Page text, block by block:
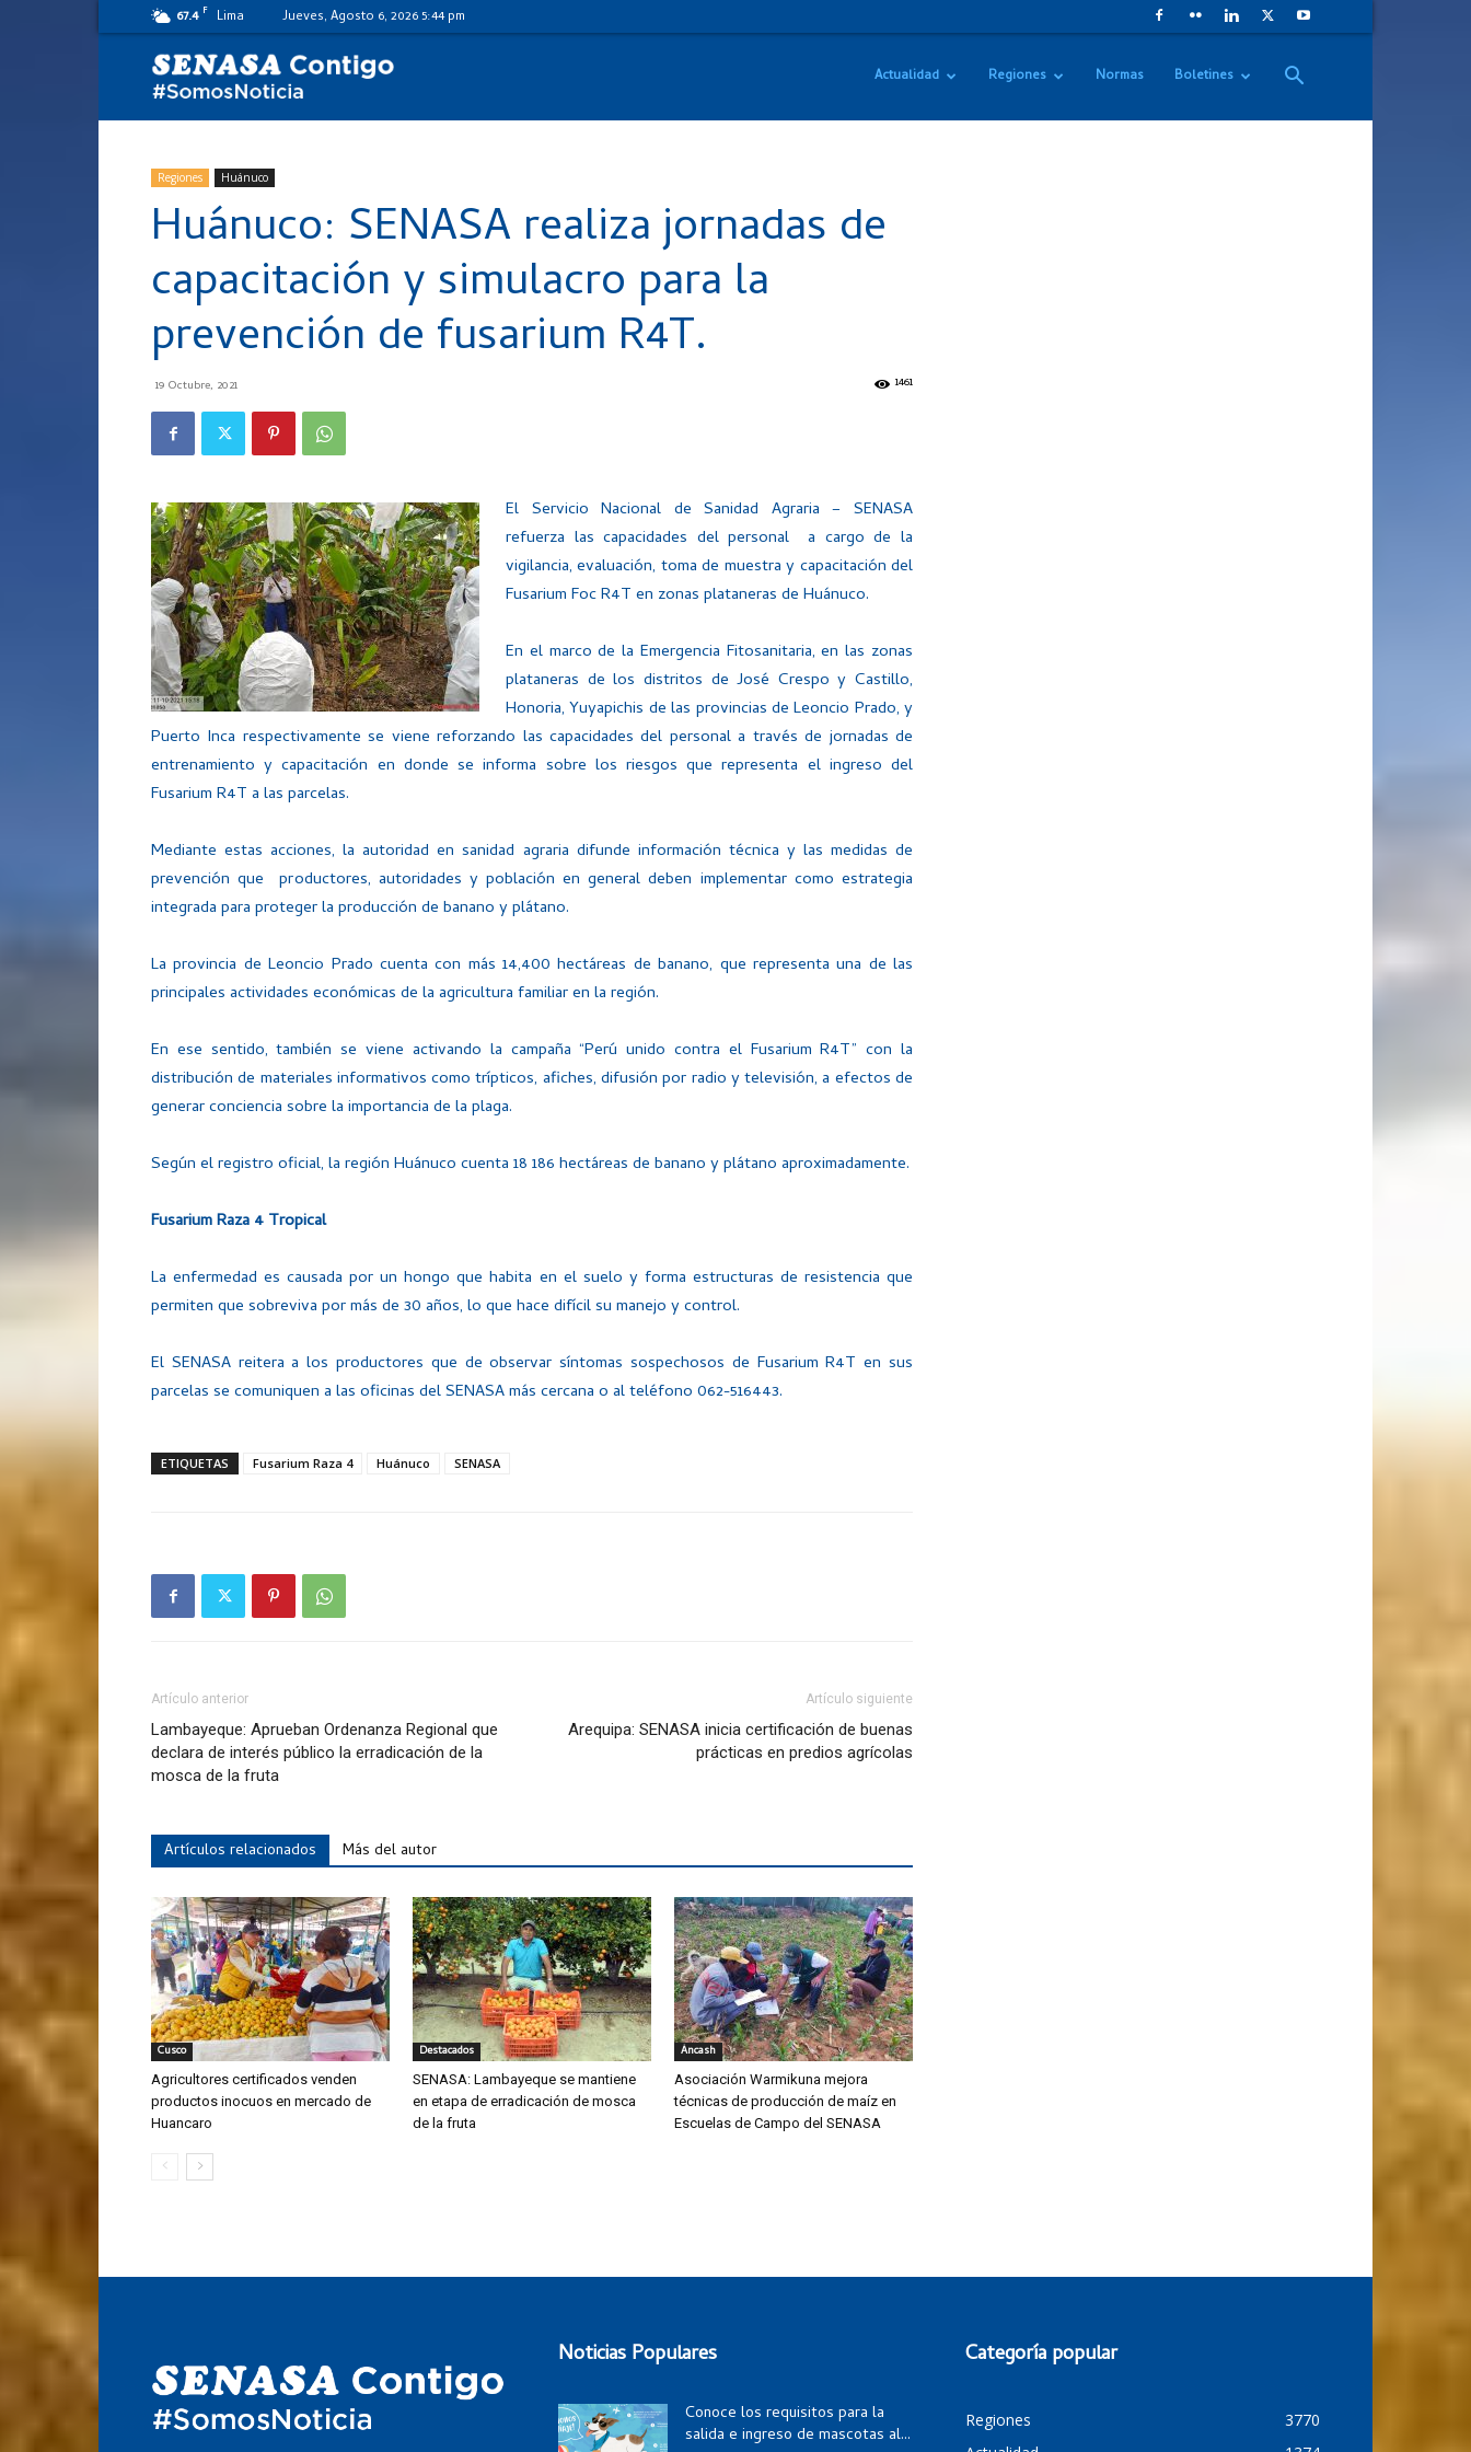
67.4 F Lima Jueves, Agosto 6, 2026 5:44 pm
Actualidad Regiones Normas Boletines
Regiones Huánuco
Huánuco: SENASA realiza jornadas de
capacitación y simulacro para la
prevención de fusarium R4T.
19 Octubre, 2021 1461
El Servicio Nacional de Sanidad Agraria – SENASA
refuerza las capacidades del personal a cargo de la
vigilancia, evaluación, toma de muestra y capacitación del
Fusarium Foc R4T en zonas plataneras de Huánuco.
En el marco de la Emergencia Fitosanitaria, en las zonas
plataneras de los distritos de José Crespo y Castillo,
Honoria, Yuyapichis de las provincias de Leoncio Prado, y
Puerto Inca respectivamente se viene reforzando las capacidades del personal a través de jornadas de
entrenamiento y capacitación en donde se informa sobre los riesgos que representa el ingreso del
Fusarium R4T a las parcelas.
Mediante estas acciones, la autoridad en sanidad agraria difunde información técnica y las medidas de
prevención que productores, autoridades y población en general deben implementar como estrategia
integrada para proteger la producción de banano y plátano.
La provincia de Leoncio Prado cuenta con más 14,400 hectáreas de banano, que representa una de las
principales actividades económicas de la agricultura familiar en la región.
En ese sentido, también se viene activando la campaña “Perú unido contra el Fusarium R4T” con la
distribución de materiales informativos como trípticos, afiches, difusión por radio y televisión, a efectos de
generar conciencia sobre la importancia de la plaga.
Según el registro oficial, la región Huánuco cuenta 18 186 hectáreas de banano y plátano aproximadamente.
Fusarium Raza 4 Tropical
La enfermedad es causada por un hongo que habita en el suelo y forma estructuras de resistencia que
permiten que sobreviva por más de 30 años, lo que hace difícil su manejo y control.
El SENASA reitera a los productores que de observar síntomas sospechosos de Fusarium R4T en sus
parcelas se comuniquen a las oficinas del SENASA más cercana o al teléfono 062-516443.
ETIQUETAS Fusarium Raza 4 Huánuco SENASA
Artículo anterior
Lambayeque: Aprueban Ordenanza Regional que
declara de interés público la erradicación de la
mosca de la fruta
Artículo siguiente
Arequipa: SENASA inicia certificación de buenas
prácticas en predios agrícolas
Artículos relacionados Más del autor
Cusco
Agricultores certificados venden
productos inocuos en mercado de
Huancaro
Destacados
SENASA: Lambayeque se mantiene
en etapa de erradicación de mosca
de la fruta
Áncash
Asociación Warmikuna mejora
técnicas de producción de maíz en
Escuelas de Campo del SENASA
Noticias Populares
Conoce los requisitos para la
salida e ingreso de mascotas al...
Categoría popular
Regiones
3770